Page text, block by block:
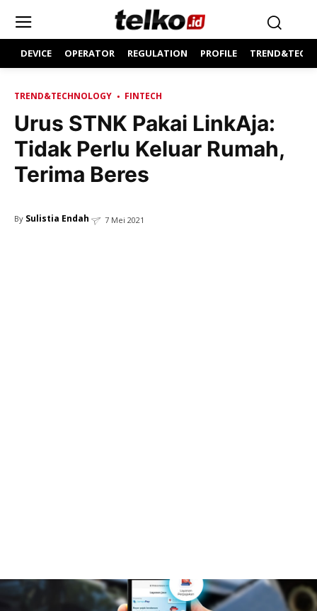
DEVICE OPERATOR REGULATION PROFILE
TREND&TECHNOLOGY FINTECH
Urus STNK Pakai LinkAja:
Tidak Perlu Keluar Rumah,
Terima Beres
By Sulistia Endah 7 Mei 2021